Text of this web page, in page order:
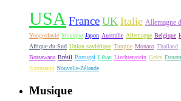
USA France UK Italie Allemagne
Yougoslavie Mexique Japon Australie Allemagne Belgique
Afrique du Sud Union soviétique Turquie Monaco Thaïland
Botsawana Brésil Portugal Liban Liechtenstein Grèce
Roumanie Nouvelle-Zélande
Musique